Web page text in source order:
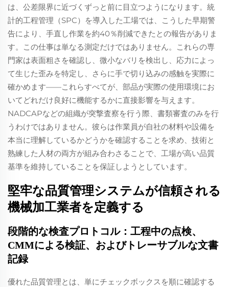
は、公差限界に近づくずっと前に目立つようになります。統
計的工程管理（SPC）を導入した工場では、こうした早期警
告により、手直し作業を約40％削減できたとの報告がありま
す。この仕事は単なる測定だけではありません。これらの専
門家は表面粗さを確認し、微小なバリを検出し、応力によっ
て生じた歪みを特定し、さらに手で切り込みの感触を実際に
確かめます——これらすべてが、部品が実際の使用環境にお
いてどれだけ良好に機能するかに直接影響を与えます。
NADCAPなどの組織が突撃査察を行う際、書類審査のみを行
うわけではありません。彼らは作業員が自社の材料や設備を
本当に理解しているかどうかを確認することを求め、技術と
熟練した人材の両方が組み合わさることで、工場が高い品質
基準を維持していることを保証しようとしています。
堅牢な品質管理システムが信頼される
機械加工業者を定義する
段階的な検査プロトコル：工程中の点検、
CMMによる検証、およびトレーサブルな文書
記録
優れた品質管理とは、単にチェックボックスを順に確認する